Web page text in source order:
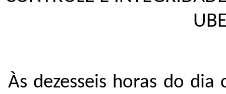
Às dezesseis horas do